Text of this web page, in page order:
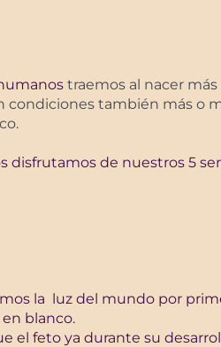
traemos al nacer más
condiciones también más o
disfrutamos de nuestros 5
la luz del mundo por
blanco.
el feto ya durante su